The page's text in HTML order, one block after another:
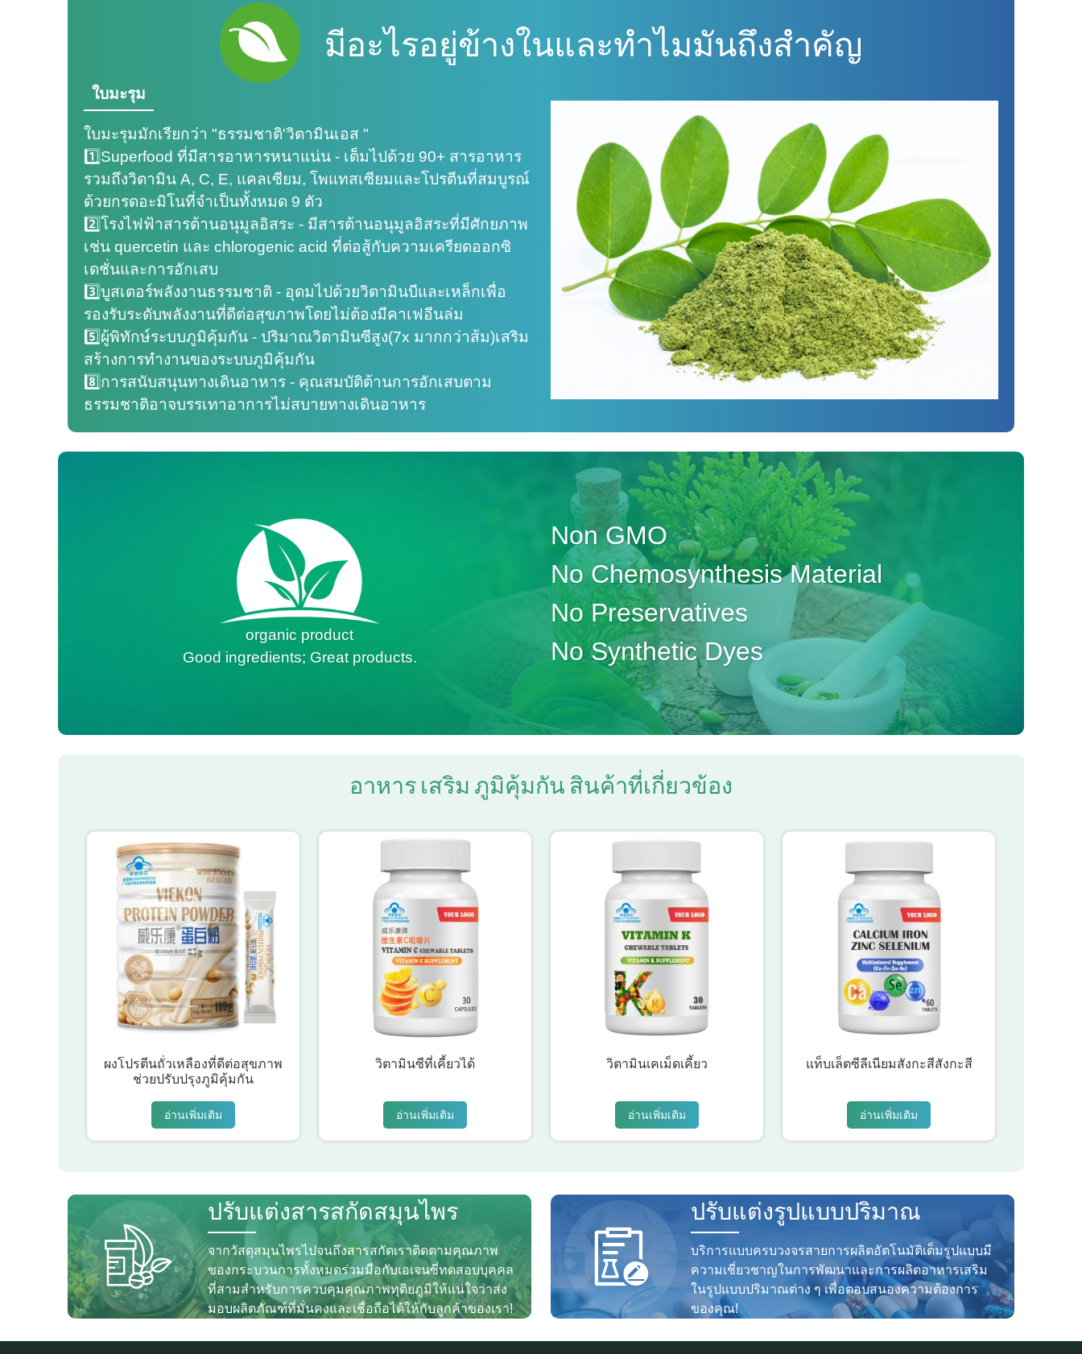
มีอะไรอยู่ข้างในและทำไมมันถึงสำคัญ
ใบมะรุม
ใบมะรุมมักเรียกว่า "ธรรมชาติ'วิตามินเอส "
1️⃣Superfood ที่มีสารอาหารหนาแน่น - เต็มไปด้วย 90+ สารอาหาร
รวมถึงวิตามิน A, C, E, แคลเซียม, โพแทสเซียมและโปรตีนที่สมบูรณ์
ด้วยกรดอะมิโนที่จำเป็นทั้งหมด 9 ตัว
2️⃣โรงไฟฟ้าสารต้านอนุมูลอิสระ - มีสารต้านอนุมูลอิสระที่มีศักยภาพ
เช่น quercetin และ chlorogenic acid ที่ต่อสู้กับความเครียดออกซิ
เดชั่นและการอักเสบ
3️⃣บูสเตอร์พลังงานธรรมชาติ - อุดมไปด้วยวิตามินบีและเหล็กเพื่อ
รองรับระดับพลังงานที่ดีต่อสุขภาพโดยไม่ต้องมีคาเฟอีนล่ม
5️⃣ผู้พิทักษ์ระบบภูมิคุ้มกัน - ปริมาณวิตามินซีสูง(7x มากกว่าส้ม)เสริม
สร้างการทำงานของระบบภูมิคุ้มกัน
8️⃣การสนับสนุนทางเดินอาหาร - คุณสมบัติต้านการอักเสบตาม
ธรรมชาติอาจบรรเทาอาการไม่สบายทางเดินอาหาร
organic product
Good ingredients; Great products.
Non GMO
No Chemosynthesis Material
No Preservatives
No Synthetic Dyes
อาหาร เสริม ภูมิคุ้มกัน สินค้าที่เกี่ยวข้อง
ผงโปรตีนถั่วเหลืองที่ดีต่อสุขภาพ
ช่วยปรับปรุงภูมิคุ้มกัน
อ่านเพิ่มเติม
วิตามินซีที่เคี้ยวได้
อ่านเพิ่มเติม
วิตามินเคเม็ดเคี้ยว
อ่านเพิ่มเติม
แท็บเล็ตซีลีเนียมสังกะสีสังกะสี
อ่านเพิ่มเติม
ปรับแต่งสารสกัดสมุนไพร
จากวัสดุสมุนไพรไปจนถึงสารสกัดเราติดตามคุณภาพ
ของกระบวนการทั้งหมดร่วมมือกับเอเจนซี่ทดสอบบุคคล
ที่สามสำหรับการควบคุมคุณภาพทุติยภูมิให้แน่ใจว่าส่ง
มอบผลิตภัณฑ์ที่มั่นคงและเชื่อถือได้ให้กับลูกค้าของเรา!
ปรับแต่งรูปแบบปริมาณ
บริการแบบครบวงจรสายการผลิตอัตโนมัติเต็มรูปแบบมี
ความเชี่ยวชาญในการพัฒนาและการผลิตอาหารเสริม
ในรูปแบบปริมาณต่าง ๆ เพื่อตอบสนองความต้องการ
ของคุณ!